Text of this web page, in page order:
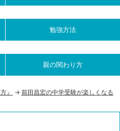
勉強方法
親の関わり方
』 -> 前田昌宏の中学受験が楽しくなる